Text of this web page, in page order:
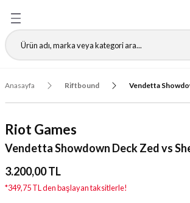
Desteleri
Anasayfa Riftbound Vendetta
Riot Games
Vendetta Showdown Deck Zed vs
3.200,00 TL
*349,75 TL den başlayan taksitlerle!